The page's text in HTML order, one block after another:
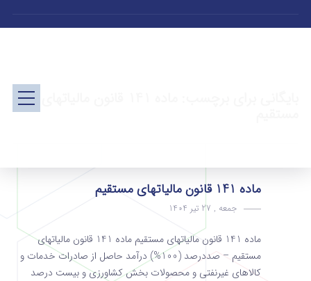
ماده 141 قانون مالیاتهای مستقیم
جمعه , 27 تیر 1404
ماده 141 قانون مالیاتهای مستقیم ماده 141 قانون مالیاتهای
مستقیم – صددرصد (100%) درآمد حاصل از صادرات خدمات و
کالاهای غیرنفتی و محصولات بخش کشاورزی و بیست‌ درصد